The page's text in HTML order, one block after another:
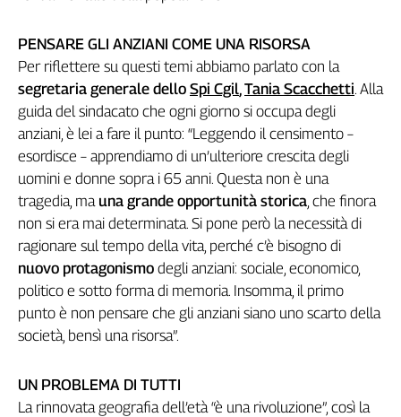
Girasoli
Il
Sassolino
Linea
Economica
Tech
Easy
Inserti
Idea
Diffusa
InFlai
Le
Work
PENSARE GLI ANZIANI COME UNA RISORSA
Per riflettere su questi temi abbiamo parlato con la
segretaria generale dello Spi Cgil,Tania Scacchetti. Alla
guida del sindacato che ogni giorno si occupa degli
anziani, è lei a fare il punto: “Leggendo il censimento –
esordisce – apprendiamo di un’ulteriore crescita degli
uomini e donne sopra i 65 anni. Questa non è una
tragedia, ma una grande opportunità storica, che finora
non si era mai determinata. Si pone però la necessità di
ragionare sul tempo della vita, perché c’è bisogno di
nuovo protagonismo degli anziani: sociale, economico,
politico e sotto forma di memoria. Insomma, il primo
punto è non pensare che gli anziani siano uno scarto della
società, bensì una risorsa”.
UN PROBLEMA DI TUTTI
La rinnovata geografia dell’età “è una rivoluzione”, così la